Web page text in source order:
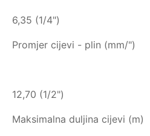
6,35 (1/4")
Promjer cijevi - plin (mm/")
12,70 (1/2")
Maksimalna duljina cijevi (m)